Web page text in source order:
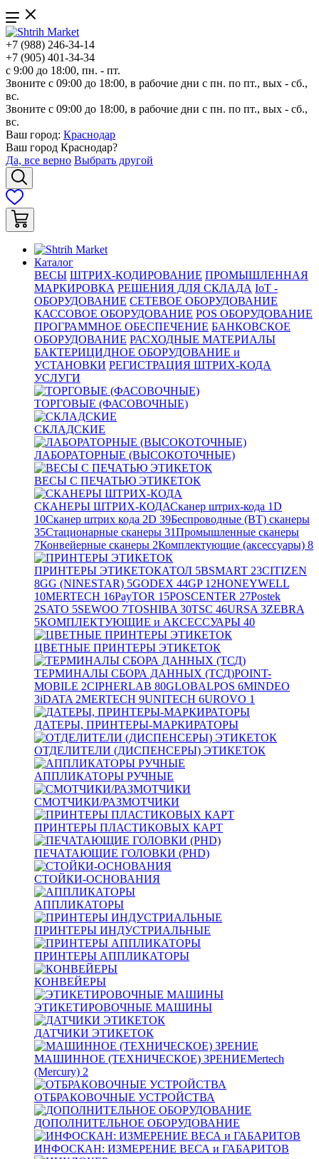
+7 (988) 246-34-14
+7 (905) 401-34-34
с 9:00 до 18:00, пн. - пт.
Звоните с 09:00 до 18:00, в рабочие дни с пн. по пт., вых - сб.,
вс.
Звоните с 09:00 до 18:00, в рабочие дни с пн. по пт., вых - сб.,
вс.
Ваш город: Краснодар
Ваш город Краснодар?
Да, все верно Выбрать другой
Каталог
ВЕСЫ ШТРИХ-КОДИРОВАНИЕ ПРОМЫШЛЕННАЯ
МАРКИРОВКА РЕШЕНИЯ ДЛЯ СКЛАДА IoT -
ОБОРУДОВАНИЕ СЕТЕВОЕ ОБОРУДОВАНИЕ
КАССОВОЕ ОБОРУДОВАНИЕ POS ОБОРУДОВАНИЕ
ПРОГРАММНОЕ ОБЕСПЕЧЕНИЕ БАНКОВСКОЕ
ОБОРУДОВАНИЕ РАСХОДНЫЕ МАТЕРИАЛЫ
БАКТЕРИЦИДНОЕ ОБОРУДОВАНИЕ и
УСТАНОВКИ РЕГИСТРАЦИЯ ШТРИХ-КОДА
УСЛУГИ
ТОРГОВЫЕ (ФАСОВОЧНЫЕ)
СКЛАДСКИЕ
ЛАБОРАТОРНЫЕ (ВЫСОКОТОЧНЫЕ)
ВЕСЫ С ПЕЧАТЬЮ ЭТИКЕТОК
СКАНЕРЫ ШТРИХ-КОДАСканер штрих-кода 1D
10Сканер штрих кода 2D 39Беспроводные (BT) сканеры
35Стационарные сканеры 31Промышленные сканеры
7Конвейерные сканеры 2Комплектующие (аксессуары) 8
ПРИНТЕРЫ ЭТИКЕТОКАТОЛ 5BSMART 23CITIZEN
8GG (NINESTAR) 5GODEX 44GP12HONEYWELL
10MERTECH 16PayTOR 15POSCENTER 27Postek
2SATO 5SEWOO 7TOSHIBA 30TSC 46URSA 3ZEBRA
5КОМПЛЕКТУЮЩИЕ и АКСЕССУАРЫ 40
ЦВЕТНЫЕ ПРИНТЕРЫ ЭТИКЕТОК
ТЕРМИНАЛЫ СБОРА ДАННЫХ (ТСД)POINT-
MOBILE 2CIPHERLAB 80GLOBALPOS 6MINDEO
3iDATA 2MERTECH 9UNITECH 6UROVO 1
ДАТЕРЫ, ПРИНТЕРЫ-МАРКИРАТОРЫ
ОТДЕЛИТЕЛИ (ДИСПЕНСЕРЫ) ЭТИКЕТОК
АППЛИКАТОРЫ РУЧНЫЕ
СМОТЧИКИ/РАЗМОТЧИКИ
ПРИНТЕРЫ ПЛАСТИКОВЫХ КАРТ
ПЕЧАТАЮЩИЕ ГОЛОВКИ (PHD)
СТОЙКИ-ОСНОВАНИЯ
АППЛИКАТОРЫ
ПРИНТЕРЫ ИНДУСТРИАЛЬНЫЕ
ПРИНТЕРЫ АППЛИКАТОРЫ
КОНВЕЙЕРЫ
ЭТИКЕТИРОВОЧНЫЕ МАШИНЫ
ДАТЧИКИ ЭТИКЕТОК
МАШИННОЕ (ТЕХНИЧЕСКОЕ) ЗРЕНИЕMertech
(Mercury) 2
ОТБРАКОВОЧНЫЕ УСТРОЙСТВА
ДОПОЛНИТЕЛЬНОЕ ОБОРУДОВАНИЕ
ИНФОСКАН: ИЗМЕРЕНИЕ ВЕСА и ГАБАРИТОВ